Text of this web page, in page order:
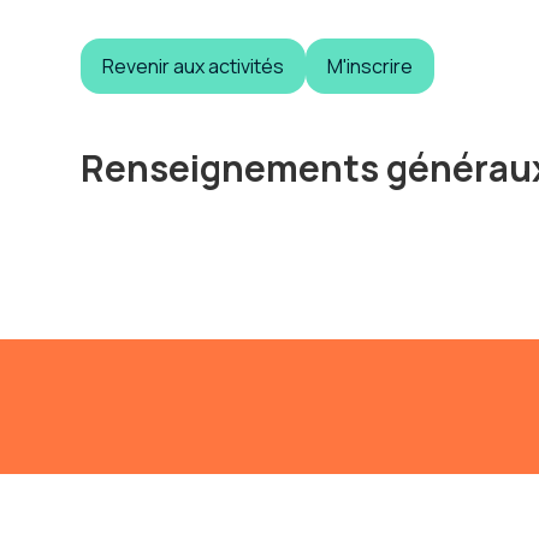
Revenir aux activités M'inscrire
Renseignements